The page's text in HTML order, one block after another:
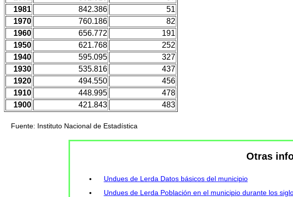
1981
842.386
51
1970
760.186
82
1960
656.772
191
1950
621.768
252
1940
595.095
327
1930
535.816
437
1920
494.550
456
1910
448.995
478
1900
421.843 483
Fuente: Instituto Nacional de Estadística
Otras
Undues de Lerda Datos básicos del municipio
Undues de Lerda Población en el municipio durante los